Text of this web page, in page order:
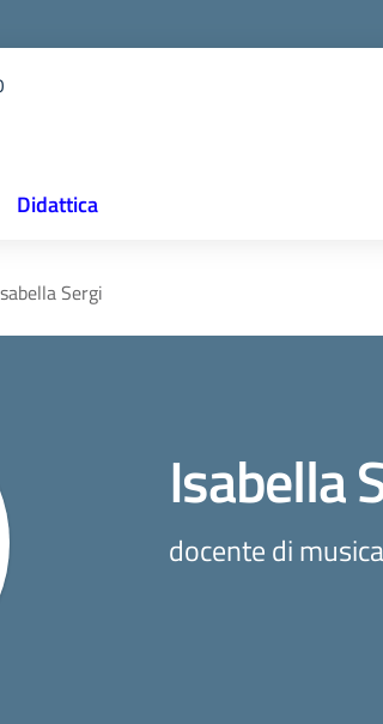
Didattica
Sergi
Isabella
docente di